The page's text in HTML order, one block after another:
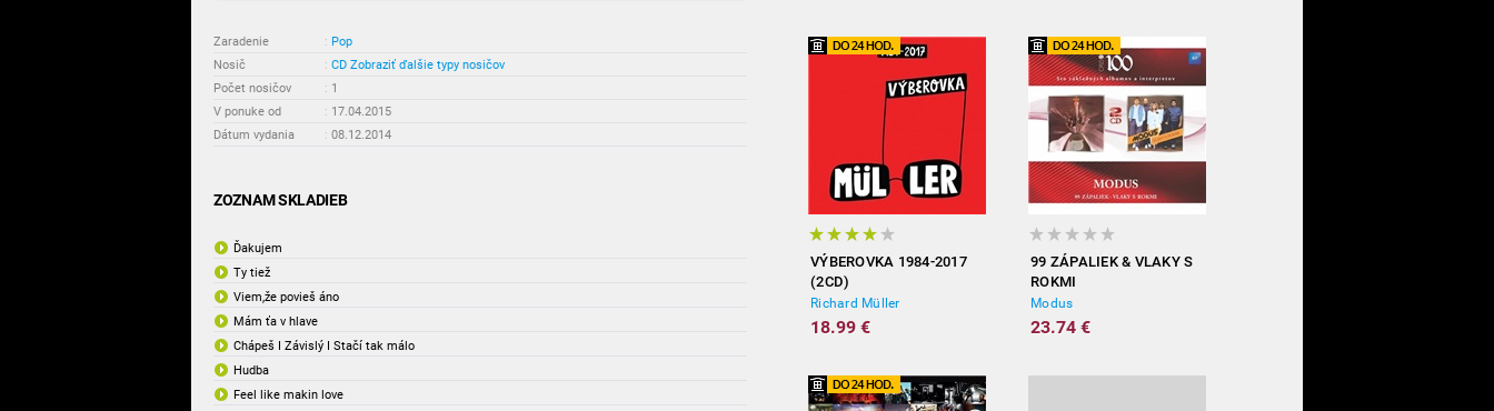
Zaradenie : Pop
Nosič
: CD Zobraziť ďalšie typy nosičov
Počet nosičov
: 1
V ponuke od
: 17.04.2015
Dátum vydania
: 08.12.2014
ZOZNAM SKLADIEB
Ďakujem
Ty tiež
Viem,že povieš áno
Mám ťa v hlave
Chápeš I Závislý I Stačí tak málo
Hudba
Feel like makin love
VÝBEROVKA 1984-2017
(2CD)
Richard Müller
18.99 €
99 ZÁPALIEK & VLAKY S
ROKMI
Modus
23.74 €